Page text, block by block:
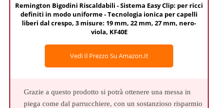
Remington Bigodini Riscaldabili - Sistema Easy Clip: per ricci
definiti in modo uniforme - Tecnologia ionica per capelli
liberi dal crespo, 3 misure: 19 mm, 22 mm, 27 mm, nero-
viola, KF40E
Vedi Il Prezzo Su Amazon.it
Grazie a questo prodotto si potrà ottenere una messa in
piega come dal parrucchiere, con un sostanzioso risparmio